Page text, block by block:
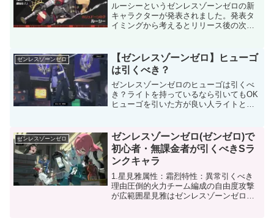
ルーシーというゼンレスゾーンゼロの新
キャラクターが発表されました。発表タ
イミングから考えるとリリース後の次の
り、この勢力は初登場です。棍棒を持っ
ています。
ゼンレスゾーンゼロ
【ゼンレスゾーンゼロ】ヒューゴ
は引くべき？
ゼンレスゾーンゼロのヒューゴは引くべ
き？ライトを持っているなら引いてもOK
ヒューゴを引いた方が良い人ライトとラ
る人支援キャラ不足を感じている人（ヒ
ューゴは支援キャラを必...
ゼンレスゾーンゼロ
ゼンレスゾーンゼロ(ゼンゼロ)で
初心者・無課金者が引くべきSラ
ンクキャラ
1.星見雅属性：霜烈特性：異常引くべき
理由圧倒的火力チーム編成の自由度攻撃
が広範囲星見雅はゼンレスゾーンゼロの